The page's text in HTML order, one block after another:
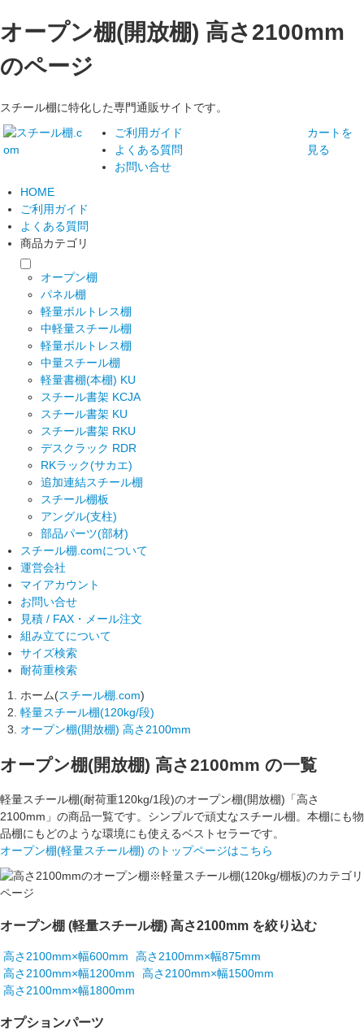
オープン棚(開放棚) 高さ2100mm
のページ
スチール棚に特化した専門通販サイトです。
ご利用ガイド
よくある質問
お問い合せ
カートを
見る
HOME
ご利用ガイド
よくある質問
商品カテゴリ
オープン棚
パネル棚
軽量ボルトレス棚
中軽量スチール棚
軽量ボルトレス棚
中量スチール棚
軽量書棚(本棚) KU
スチール書架 KCJA
スチール書架 KU
スチール書架 RKU
デスクラック RDR
RKラック(サカエ)
追加連結スチール棚
スチール棚板
アングル(支柱)
部品パーツ(部材)
スチール棚.comについて
運営会社
マイアカウント
お問い合せ
見積 / FAX・メール注文
組み立てについて
サイズ検索
耐荷重検索
ホーム(スチール棚.com)
軽量スチール棚(120kg/段)
オープン棚(開放棚) 高さ2100mm
オープン棚(開放棚) 高さ2100mm の一覧
軽量スチール棚(耐荷重120kg/1段)のオープン棚(開放棚)「高さ
2100mm」の商品一覧です。シンプルで頑丈なスチール棚。本棚にも物
品棚にもどのような環境にも使えるベストセラーです。
オープン棚(軽量スチール棚) のトップページはこちら
オープン棚 (軽量スチール棚) 高さ2100mm を絞り込む
高さ2100mm×幅600mm
高さ2100mm×幅875mm
高さ2100mm×幅1200mm
高さ2100mm×幅1500mm
高さ2100mm×幅1800mm
オプションパーツ